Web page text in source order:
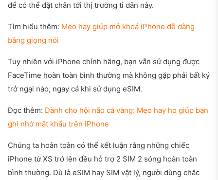
để có thể đặt chân tới thị trường tỉ dân này.
Tìm hiểu thêm: Mẹo hay giúp mở khoá iPhone dễ dàng
bằng giọng nói
Tuy nhiên với iPhone chính hãng, bạn vẫn sử dụng được
FaceTime hoàn toàn bình thường mà không gặp phải bất ký
trở ngại nào, ngay cả khi sử dụng eSIM.
Đọc thêm: Dành cho hội não cá vàng: Mẹo hay ho giúp bạn
ghi nhớ mật khẩu trên iPhone
Chúng ta hoàn toàn có thể kết luận rằng những chiếc
iPhone từ XS trở lên đều hỗ trợ 2 SIM 2 sóng hoàn toàn
bình thường. Dù là eSIM hay SIM vật lý, người dùng chắc